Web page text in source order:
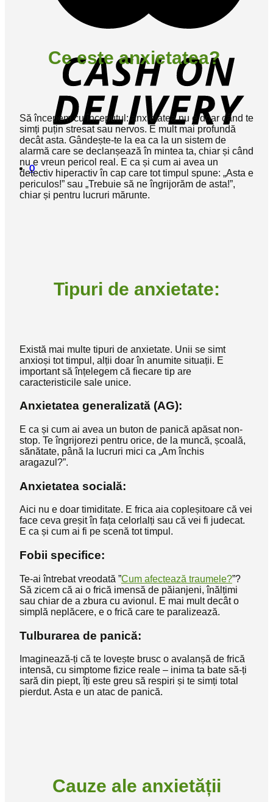
0
Ce este anxietatea?
Să începem cu începutul: anxietatea nu e doar când te
simți puțin stresat sau nervos. E mult mai profundă
decât asta. Gândește-te la ea ca la un sistem de
alarmă care se declanșează în mintea ta, chiar și când
nu e vreun pericol real. E ca și cum ai avea un
detectiv hiperactiv în cap care tot timpul spune: „Asta e
periculos!” sau „Trebuie să ne îngrijorăm de asta!”,
chiar și pentru lucruri mărunte.
Tipuri de anxietate:
Există mai multe tipuri de anxietate. Unii se simt
anxioși tot timpul, alții doar în anumite situații. E
important să înțelegem că fiecare tip are
caracteristicile sale unice.
Anxietatea generalizată (AG):
E ca și cum ai avea un buton de panică apăsat non-
stop. Te îngrijorezi pentru orice, de la muncă, școală,
sănătate, până la lucruri mici ca „Am închis
aragazul?”.
Anxietatea socială:
Aici nu e doar timiditate. E frica aia copleșitoare că vei
face ceva greșit în fața celorlalți sau că vei fi judecat.
E ca și cum ai fi pe scenă tot timpul.
Fobii specifice:
Te-ai întrebat vreodată ”Cum afectează traumele?”?
Să zicem că ai o frică imensă de păianjeni, înălțimi
sau chiar de a zbura cu avionul. E mai mult decât o
simplă neplăcere, e o frică care te paralizează.
Tulburarea de panică:
Imaginează-ți că te lovește brusc o avalanșă de frică
intensă, cu simptome fizice reale – inima ta bate să-ți
sară din piept, îți este greu să respiri și te simți total
pierdut. Asta e un atac de panică.
Cauze ale anxietății